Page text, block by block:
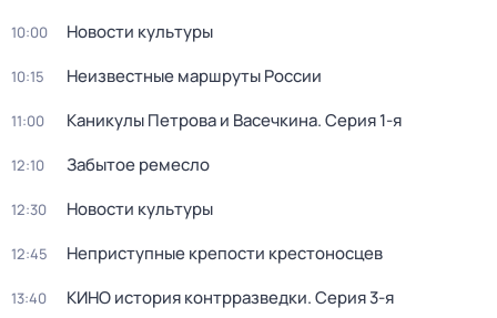
10:00 Новости культуры
10:15 Неизвестные маршруты России
11:00 Каникулы Петрова и Васечкина. Серия 1-я
12:10 Забытое ремесло
12:30 Новости культуры
12:45 Неприступные крепости крестоносцев
13:40 КИНО история контрразведки. Серия 3-я